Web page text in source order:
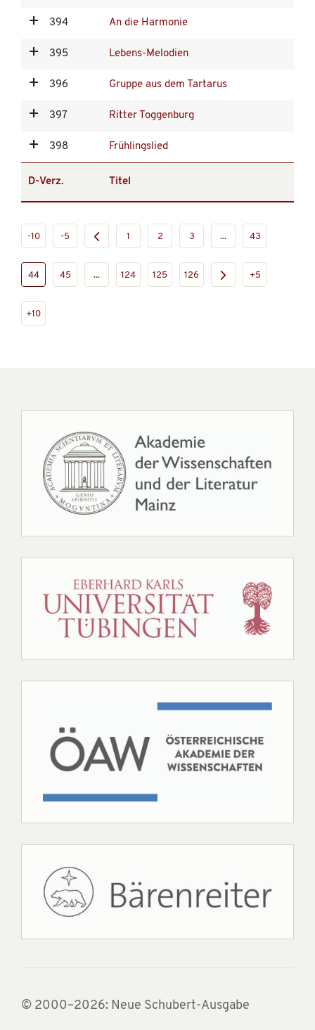
394 An die Harmonie
395 Lebens-Melodien
396 Gruppe aus dem Tartarus
397 Ritter Toggenburg
398 Frühlingslied
D-Verz. Titel
-10 -5 1 2 3 ... 43
44 45 ... 124 125 126 +5
+10
© 2000–2026: Neue Schubert-Ausgabe